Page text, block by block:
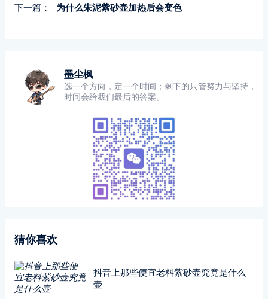
下一篇：
为什么朱泥紫砂壶加热后会变色
墨尘枫
选一个方向，定一个时间；剩下的只管努力与坚持，
时间会给我们最后的答案。
猜你喜欢
抖音上那些便宜老料紫砂壶究竟是什么
壶